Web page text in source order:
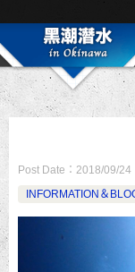
Post Date： 2018/09/24
INFORMATION＆